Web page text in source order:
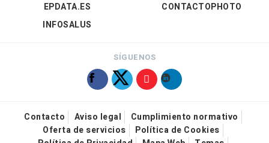
EPDATA.ES
INFOSALUS
CONTACTOPHOTO
SÍGUENOS
Contacto Aviso legal
Cumplimiento normativo
Oferta de servicios
Política de Cookies